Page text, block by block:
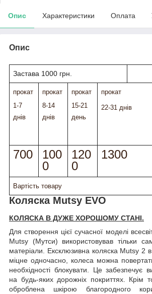
Опис Характеристики Оплата
Опис
Застава 1000 грн.
прокат
1-7
днів
прокат
8-14
днів
прокат
15-21
день
прокат
22-31 днів
700
100
0
120
0
1300
Вартість товару
Коляска Mutsy EVO
КОЛЯСКА В ДУЖЕ ХОРОШОМУ СТАНІ.
Для створення цієї сучасної моделі
Mutsy (Мутси) використовував тільки
матеріали. Ексклюзивна коляска Mutsy 2
міцне одночасно, колеса можна
необхідності блокувати. Це забезпечує
на будь-яких дорожніх покриттях. Крім
оброблена шкірою благородного